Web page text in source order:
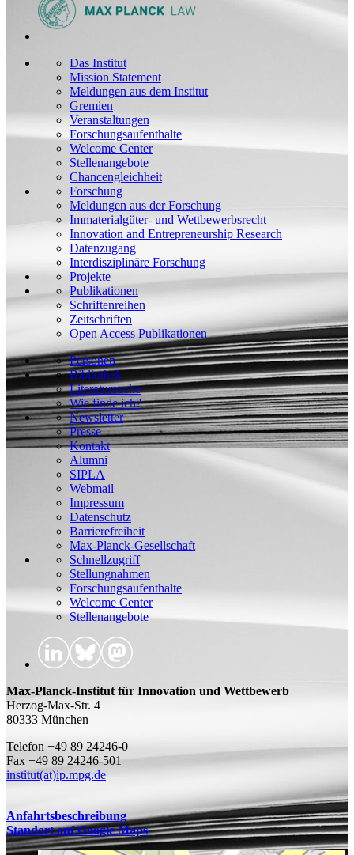
Das Institut
Mission Statement
Meldungen aus dem Institut
Gremien
Veranstaltungen
Forschungsaufenthalte
Welcome Center
Stellenangebote
Chancengleichheit
Forschung
Meldungen aus der Forschung
Immaterialgüter- und Wettbewerbsrecht
Innovation and Entrepreneurship Research
Datenzugang
Interdisziplinäre Forschung
Projekte
Publikationen
Schriftenreihen
Zeitschriften
Open Access Publikationen
Personen
Bibliothek
Literatursuche
Wie finde ich?
Newsletter
Presse
Kontakt
Alumni
SIPLA
Webmail
Impressum
Datenschutz
Barrierefreiheit
Max-Planck-Gesellschaft
Schnellzugriff
Stellungnahmen
Forschungsaufenthalte
Welcome Center
Stellenangebote
Max-Planck-Institut für Innovation und Wettbewerb
Herzog-Max-Str. 4
80333 München
Telefon +49 89 24246-0
Fax +49 89 24246-501
institut(at)ip.mpg.de
Anfahrtsbeschreibung
Standort auf Google Maps